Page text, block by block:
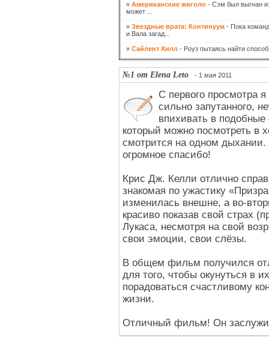
» Американские жиголо - Сэм был выгнан
может ...
» Звездные врата: Континуум - Пока
и Вала загад...
» Сайлент Хилл - Роуз пытаясь найти
№1 от Elena Leto - 1 мая 2011
С первого просмотра
сильно запутанного,
впихивать в
который можно посмотреть в
смотрится на одном
огромное спасибо!
Крис Дж. Келли отлично
знакомая по ужастику
изменилась внешне, а во-
красиво показав свой страх
Лукаса, несмотря на свой
свои эмоции, свои слёзы.
В общем фильм получился
для того, чтобы окунуться в
порадоваться счастливому
жизни.
Отличный фильм! Он